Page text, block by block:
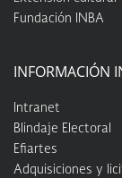
Fundación INBA
INFORMACIÓN
Intranet
Blindaje Electoral
Efiartes
Adquisiciones y